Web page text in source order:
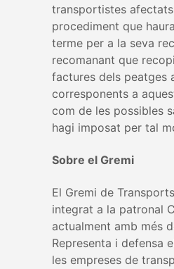
transportistes
procediment que
terme per a la seva
recomanant que
factures dels peatges
corresponents a
com de les possibles
hagi imposat per tal
Sobre el Gremi
El Gremi de
integrat a la patronal
actualment amb més
Representa i defensa
les empreses de